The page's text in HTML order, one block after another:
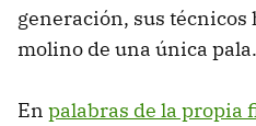
generación, sus técnicos
molino de una única pala.
En palabras de la propia